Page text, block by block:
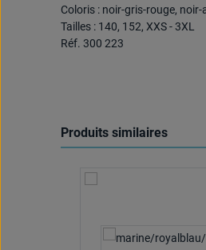
Coloris : noir-gris-rouge,
Tailles : 140, 152, XXS - 3XL
Réf. 300 223
Produits similaires
Ignorer la galerie de produits